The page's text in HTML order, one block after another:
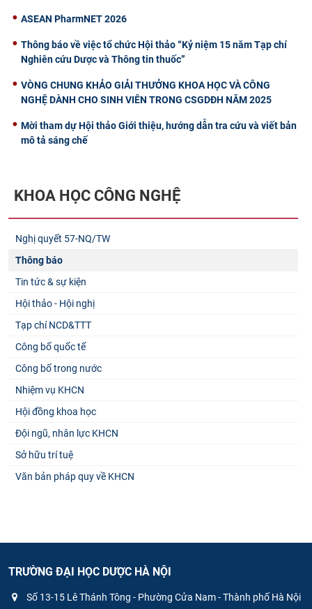
ASEAN PharmNET 2026
Thông báo về việc tổ chức Hội thảo “Kỷ niệm 15 năm Tạp chí
Nghiên cứu Dược và Thông tin thuốc”
VÒNG CHUNG KHẢO GIẢI THƯỞNG KHOA HỌC VÀ CÔNG
NGHỆ DÀNH CHO SINH VIÊN TRONG CSGDĐH NĂM 2025
Mời tham dự Hội thảo Giới thiệu, hướng dẫn tra cứu và viết bản
mô tả sáng chế
KHOA HỌC CÔNG NGHỆ
Nghị quyết 57-NQ/TW
Thông báo
Tin tức & sự kiện
Hội thảo - Hội nghị
Tạp chí NCD&TTT
Công bố quốc tế
Công bố trong nước
Nhiệm vụ KHCN
Hội đồng khoa học
Đội ngũ, nhân lực KHCN
Sở hữu trí tuệ
Văn bản pháp quy về KHCN
TRƯỜNG ĐẠI HỌC DƯỢC HÀ NỘI
Số 13-15 Lê Thánh Tông - Phường Cửa Nam - Thành phố Hà Nội